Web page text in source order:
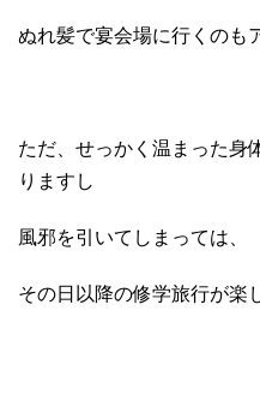
ぬれ髪で宴会場に行くのも
ただ、せっかく温まった身
りますし
風邪を引いてしまっては、
その日以降の修学旅行が楽